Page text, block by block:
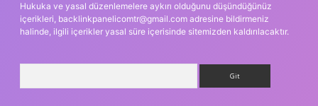
Hukuka ve yasal düzenlemelere aykırı olduğunu düşündüğünüz
içerikleri, backlinkpanelicomtr@gmail.com adresine bildirmeniz
halinde, ilgili içerikler yasal süre içerisinde sitemizden kaldırılacaktır.